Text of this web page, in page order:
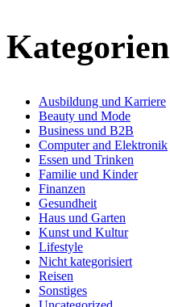
Kategorien
Ausbildung und Karriere
Beauty und Mode
Business und B2B
Computer and Elektronik
Essen und Trinken
Familie und Kinder
Finanzen
Gesundheit
Haus und Garten
Kunst und Kultur
Lifestyle
Nicht kategorisiert
Reisen
Sonstiges